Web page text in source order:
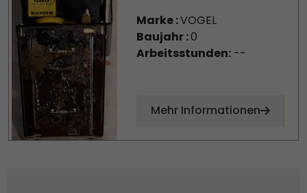
Marke :VOGEL
Baujahr :0
Arbeitsstunden:--
Mehr Informationen